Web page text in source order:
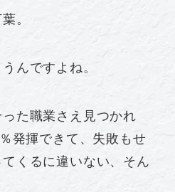
。
んですよね。
た職業さえ見つかれ
発揮できて、失敗もせ
くるに違いない、そん